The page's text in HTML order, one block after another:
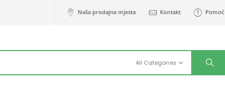
Naša prodajna mjesta Kontakt Pomoć
All Categories